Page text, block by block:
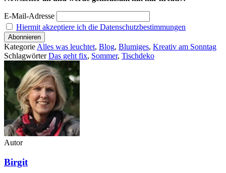
E-Mail-Adresse
Hiermit akzeptiere ich die Datenschutzbestimmungen
Kategorie Alles was leuchtet, Blog, Blumiges, Kreativ am Sonntag
SchlagwörterDas geht fix, Sommer, Tischdeko
Autor
Birgit